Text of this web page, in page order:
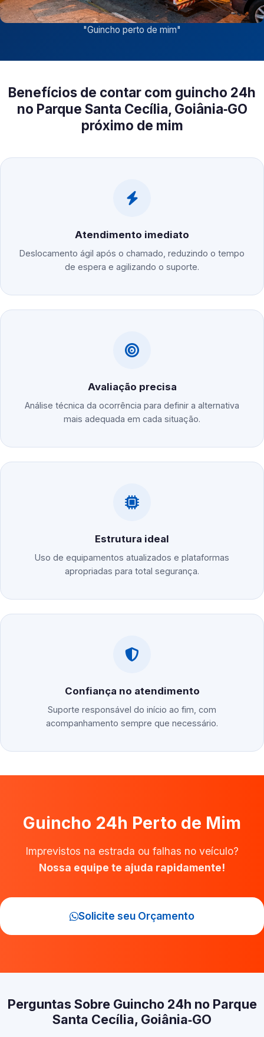
"Guincho perto de mim"
Benefícios de contar com guincho 24h
no Parque Santa Cecília, Goiânia‑GO
próximo de mim
Atendimento imediato
Deslocamento ágil após o chamado, reduzindo o tempo
de espera e agilizando o suporte.
Avaliação precisa
Análise técnica da ocorrência para definir a alternativa
mais adequada em cada situação.
Estrutura ideal
Uso de equipamentos atualizados e plataformas
apropriadas para total segurança.
Confiança no atendimento
Suporte responsável do início ao fim, com
acompanhamento sempre que necessário.
Guincho 24h Perto de Mim
Imprevistos na estrada ou falhas no veículo?
Nossa equipe te ajuda rapidamente!
Solicite seu Orçamento
Perguntas Sobre Guincho 24h no Parque
Santa Cecília, Goiânia‑GO